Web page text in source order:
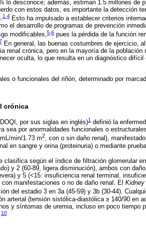
lo desconoce; además, estiman 1.5 millones de
con estos datos, es importante la detección
1 4 Esto ha impulsado a establecer criterios
el desarrollo de programas de prevención
modificables,5,6 pues la pérdida de la función
En general, las buenas costumbres de ejercicio,
renal crónica, pero en la mayoría de la población
oculta, lo que resulta en un diagnóstico difícil
o funcionales del riñón, determinado por
crónica
por sus siglas en inglés)1 definió la
sea por anormalidades funcionales o
min/1.73 m2, con o sin daño renal),
en sangre y orina (proteinuria) o mediante
clasifica según el índice de filtración glomerular
y 2 (60-89, ligera disminución), ambos con
y 5 (<15: insuficiencia renal terminal,
manifestaciones o no de daño renal. El
del estadio 3 en 3a (45-59) y 3b (30-44).
arterial (tensión sistólica-diastólica ≥ 140/90 en
y síntomas de uremia, incluso en poco tiempo
10